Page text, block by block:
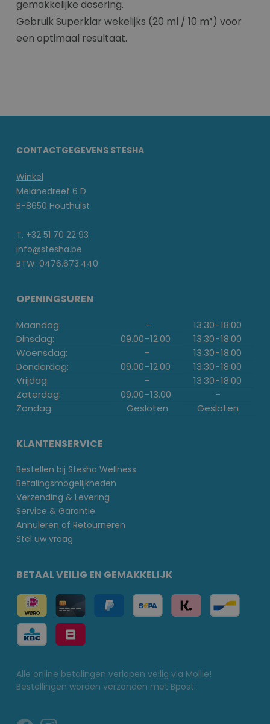
gemakkelijke dosering.
Gebruik Superklar wekelijks (20 ml / 10 m³) voor
een optimaal resultaat.
CONTACTGEGEVENS STESHA
Winkel
Melanedreef 6 D
B-8650 Houthulst
T. +32 51 70 22 93
info@stesha.be
BTW: 0476.673.440
OPENINGSUREN
Maandag: - 13:30-18:00
Dinsdag:
09.00-12.00 13:30-18:00
Woensdag:
- 13:30-18:00
Donderdag:
09.00-12.00 13:30-18:00
Vrijdag:
- 13:30-18:00
Zaterdag:
09.00-13.00
-
Zondag:
Gesloten Gesloten
KLANTENSERVICE
Bestellen bij Stesha Wellness
Betalingsmogelijkheden
Verzending & Levering
Service & Garantie
Annuleren of Retourneren
Stel uw vraag
BETAAL VEILIG EN GEMAKKELIJK
Alle online betalingen verlopen veilig via Mollie!
Bestellingen worden verzonden met Bpost.